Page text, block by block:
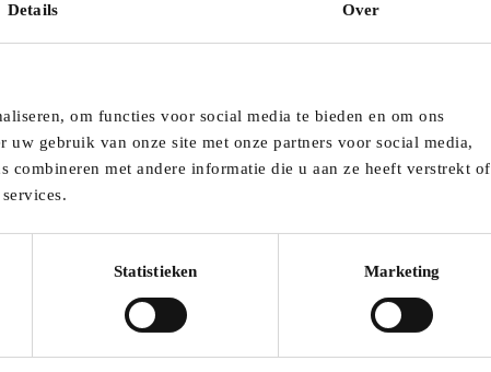
Details Over
om functies voor social media te bieden en om ons
gebruik van onze site met onze partners voor social media,
combineren met andere informatie die u aan ze heeft verstrekt of
Statistieken Marketing